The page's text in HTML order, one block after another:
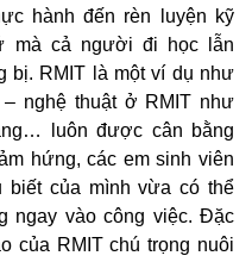
hành đến rèn luyện kỹ
mà cả người đi học lẫn
bị. RMIT là một ví dụ như
nghệ thuật ở RMIT như
luôn được cân bằng
hứng, các em sinh viên
của mình vừa có thể
ngay vào công việc. Đặc
của RMIT chú trọng nuôi